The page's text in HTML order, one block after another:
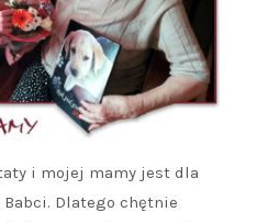
i mojej mamy jest dla
Dlatego chętnie